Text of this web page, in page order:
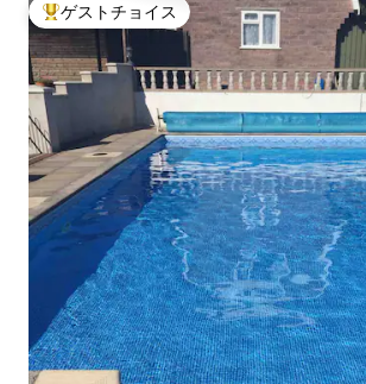
大好評のゲストチョイスです。
ゲストチョイス